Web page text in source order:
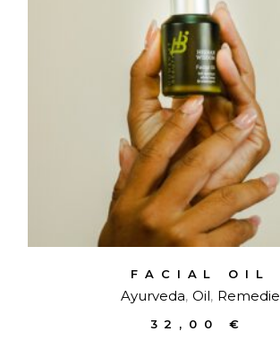
FACIAL OIL
Ayurveda Oil Remedie
32,00€